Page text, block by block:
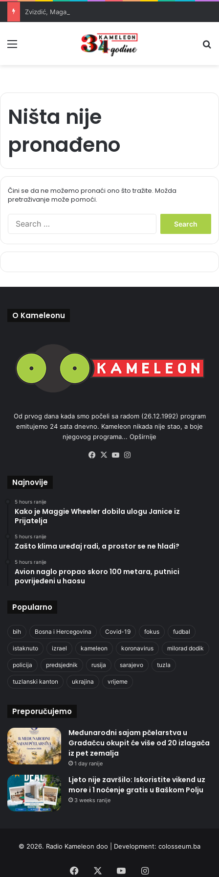
Ništa nije
pronađeno
Čini se da ne možemo pronaći ono što tražite. Možda
pretraživanje može pomoći.
h
O Kameleonu
Od prvog dana kada smo počeli sa radom (26.12.1992) program
emitujemo 24 sata dnevno. Kameleon nikada nije stao, a boje
njegovog programa... Opširnije
Facebook
X YouTube
Najnovije
5 hours ranije
Kako je Maggie Wheeler dobila ulogu Janice iz
Prijatelja
5 hours ranije
Zašto klima uređaj radi, a prostor se ne hladi?
5 hours ranije
Avion naglo propao skoro 100 metara, putnici
povrijeđeni u haosu
Popularno
bih Bosna i Hercegovina Covid-19 fokus fudbal
istaknuto izrael kameleon koronavirus milorad dodik
policija predsjednik rusija sarajevo tuzla
tuzlanski kanton ukrajina vrijeme
Preporučujemo
Međunarodni sajam pčelarstva u
Gradačcu okupit će više od 20 izlagača
iz pet zemalja
1 day ranije
Ljeto nije završilo: Iskoristite vikend uz
more i 1 noćenje gratis u Baškom Polju
3 weeks ranije
© 2026. Radio Kameleon doo | Development: colosseum.ba
Facebook YouTubeInstagram